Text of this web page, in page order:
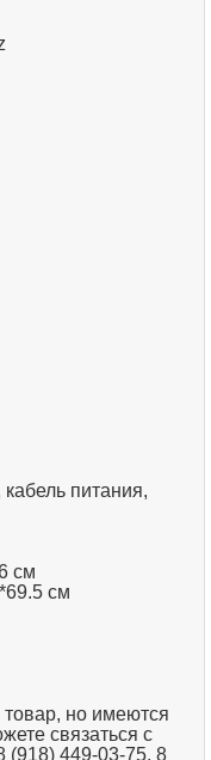
кабель питания,
см
см
но имеются
связаться с
(918) 449-03-75, 8